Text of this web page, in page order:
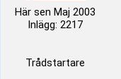
Här sen Maj 2003
Inlägg: 2217
Trådstartare